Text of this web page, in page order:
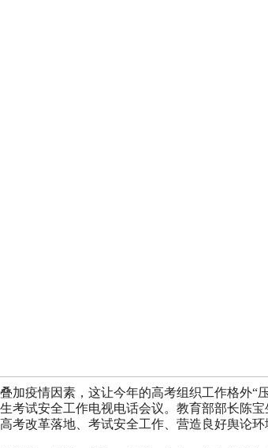
疫情因素，这让今年的高考组织工作格外“
考试安全工作电视电话会议。教育部部长陈
改革落地、考试安全工作、营造良好舆论环